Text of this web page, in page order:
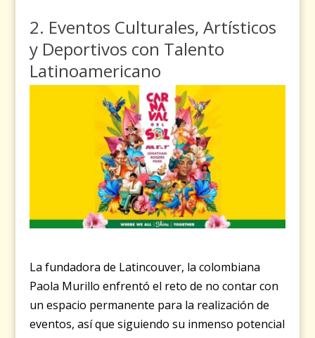
2. Eventos Culturales, Artísticos
y Deportivos con Talento
Latinoamericano
La fundadora de Latincouver, la colombiana
Paola Murillo enfrentó el reto de no contar con
un espacio permanente para la realización de
eventos, así que siguiendo su inmenso potencial